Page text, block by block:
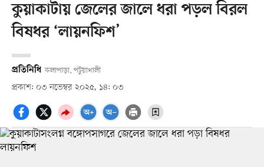
কুয়াকাটায় জেলের জালে ধরা পড়ল বিরল
বিষধর ‘লায়নফিশ’
প্রতিনিধি কলাপাড়া, পটুয়াখালী
প্রকাশ: ০৩ নভেম্বর ২০২৫, ১৪: ০৩